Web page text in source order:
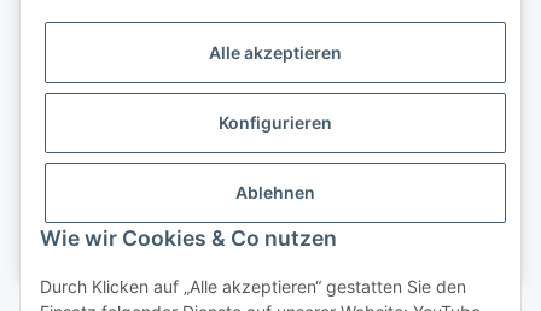
Alle akzeptieren
Konfigurieren
Ablehnen
Wie wir Cookies & Co nutzen
Durch Klicken auf „Alle akzeptieren“ gestatten Sie den